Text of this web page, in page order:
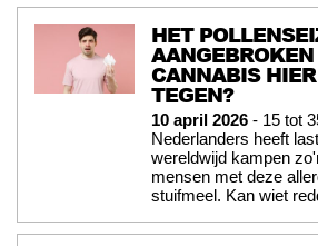
HET
CANNABIS
TEGEN?
10 april 2026 - 15 tot
Nederlanders heeft
wereldwijd kampen
mensen met deze
stuifmeel. Kan wiet